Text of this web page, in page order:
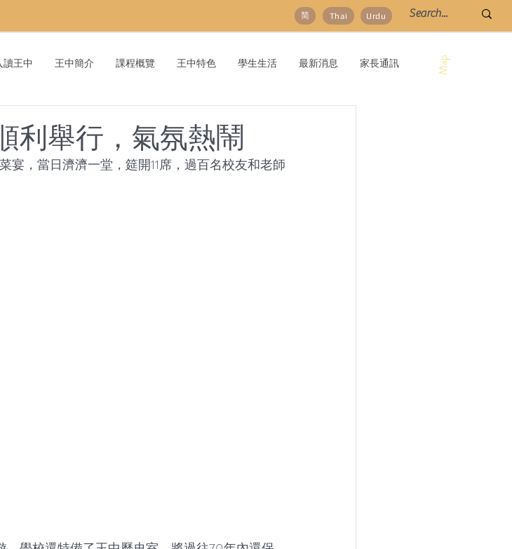
讀王中 王中簡介 課程概覽 王中特色 學生生活 最新消息 家長通訊 Map
Urdu
Thai
简
利舉行，氣氛熱鬧
宴，當日濟濟一堂，筵開11席，過百名校友和老師